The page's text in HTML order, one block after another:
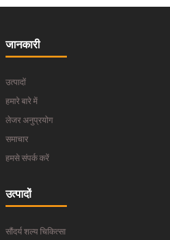
जानकारी
उत्पादों
हमारे बारे में
लेजर अनुप्रयोग
समाचार
हमसे संपर्क करें
उत्पादों
सौंदर्य शल्य चिकित्सा